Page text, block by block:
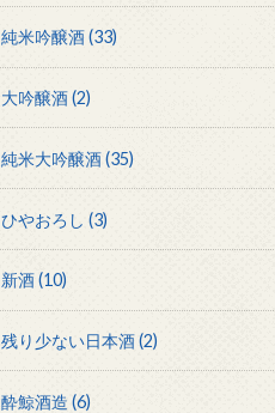
純米吟醸酒(33)
大吟醸酒(2)
純米大吟醸酒(35)
ひやおろし (3)
新酒(10)
残り少ない日本酒(2)
酔鯨酒造 (6)